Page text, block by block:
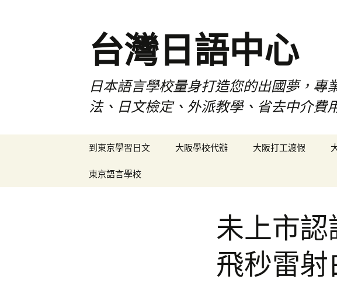
台灣日語中心
日本語言學校量身打造您的出國夢，
法、日文檢定、外派教學、省去中介費
到東京學習日文 大阪學校代辦 大阪打工渡假
東京語言學校
未上市認
飛秒雷